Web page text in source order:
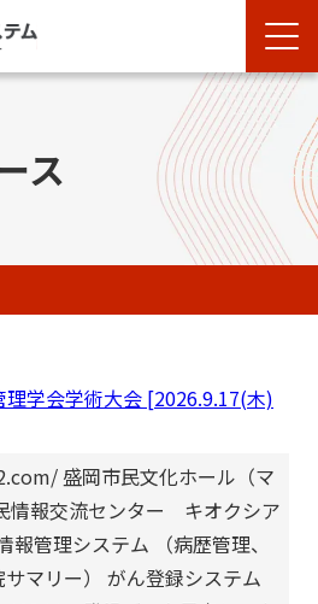
ス
学会学術大会 [2026.9.17(木)
盛岡市民文化ホール（マ
情報交流センター キオクシア
報管理システム （病歴管理、
マリー） がん登録システム